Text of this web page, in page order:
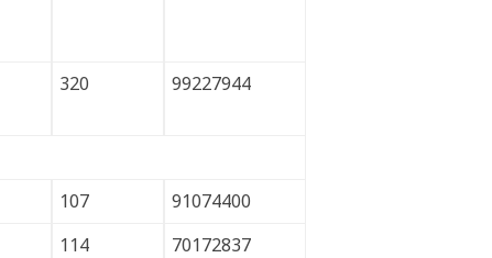
320 99227944
107
91074400
114 70172837